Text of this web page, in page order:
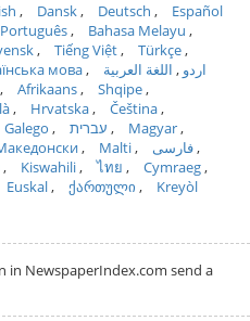
Dansk Deutsch
Español
Português
Bahasa Melayu
Tiếng Việt
Türkçe
мова اردو
اللغة العربية
Afrikaans
Shqipe
Hrvatska
Čeština
Galego עברית
Magyar
Malti
فارسی
Kiswahili ไทย
Cymraeg
Euskal ქართული
Kreyòl
in NewspaperIndex.com send a